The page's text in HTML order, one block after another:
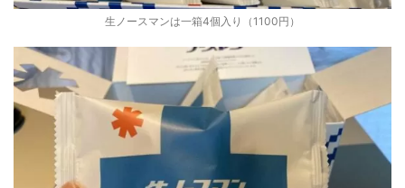
生ノースマンは一箱4個入り（1100円）